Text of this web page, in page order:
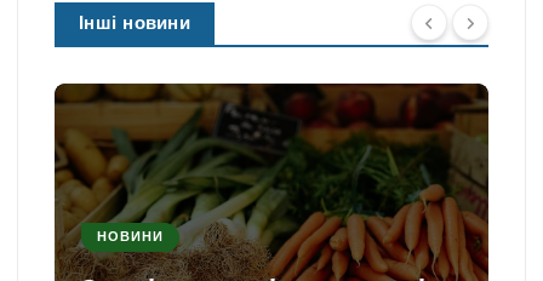
Інші новини
НОВИНИ